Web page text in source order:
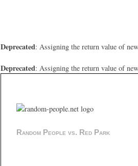
Deprecated: Assigning the return value of
Deprecated: Assigning the return value of
Random People vs. Red Park